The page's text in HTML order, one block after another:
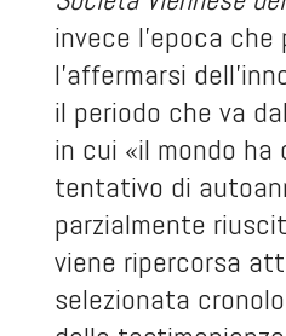
invece l'epoca che
l'affermarsi
il periodo che va
in cui «il mondo ha
tentativo di
parzialmente
viene ripercorsa
selezionata